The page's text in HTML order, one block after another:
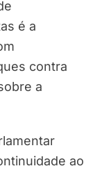
é a
contra
a
ao